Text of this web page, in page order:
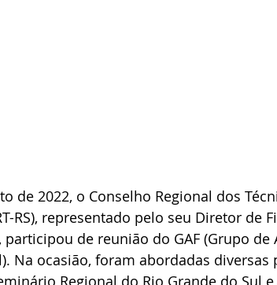
de 2022, o Conselho Regional dos
RS), representado pelo seu Diretor de
participou de reunião do GAF (Grupo de
Na ocasião, foram abordadas diversas
Regional do Rio Grande do Sul